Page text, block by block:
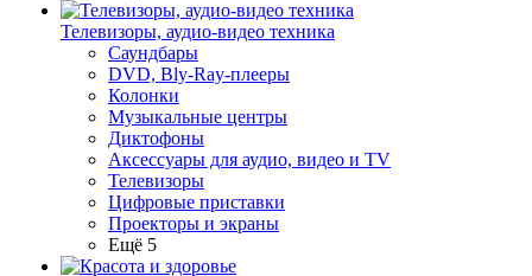
Телевизоры, аудио-видео техника
Саундбары
DVD, Bly-Ray-плееры
Колонки
Музыкальные центры
Диктофоны
Аксессуары для аудио, видео и TV
Телевизоры
Цифровые приставки
Проекторы и экраны
Ещё 5